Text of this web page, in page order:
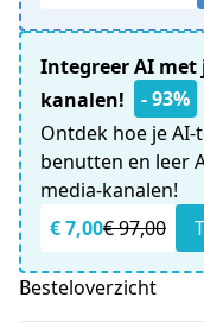
Integreer AI met
kanalen!
- 93%
Ontdek hoe je AI-
benutten en leer
media-kanalen!
€ 7,00€ 97,00
Besteloverzicht